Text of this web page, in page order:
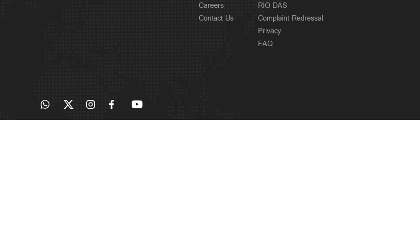
Careers
Contact Us
RIO DAS
Complaint Redressal
Privacy
FAQ